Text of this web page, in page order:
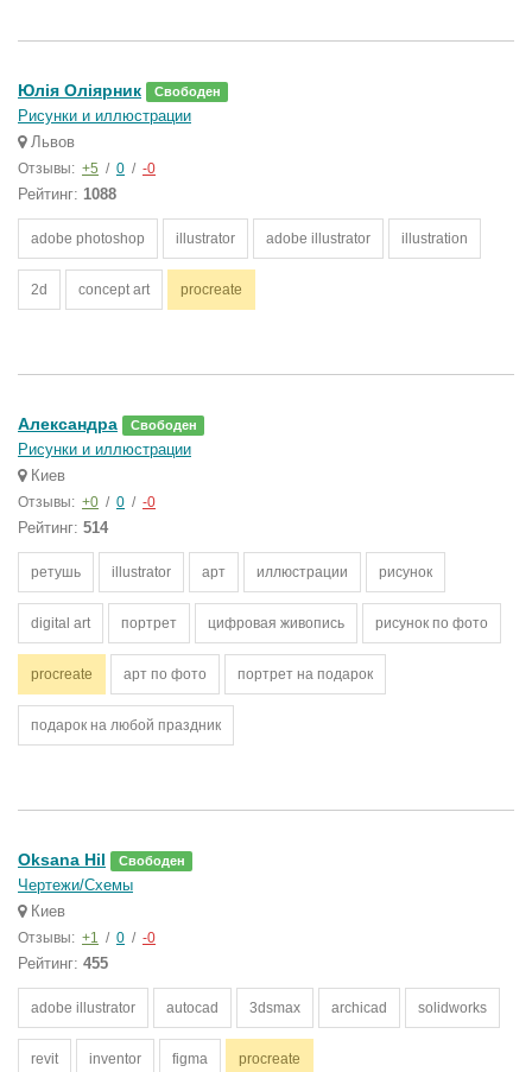
Юлія Оліярник Свободен
Рисунки и иллюстрации
Львов
Отзывы: +5 / 0 / -0
Рейтинг: 1088
adobe photoshop illustrator adobe illustrator illustration
2d concept art procreate
Александра Свободен
Рисунки и иллюстрации
Киев
Отзывы: +0 / 0 / -0
Рейтинг: 514
ретушь illustrator арт иллюстрации рисунок
digital art портрет цифровая живопись рисунок по фото
procreate арт по фото портрет на подарок
подарок на любой праздник
Oksana Hil Свободен
Чертежи/Схемы
Киев
Отзывы: +1 / 0 / -0
Рейтинг: 455
adobe illustrator autocad 3dsmax archicad solidworks
revit inventor figma procreate